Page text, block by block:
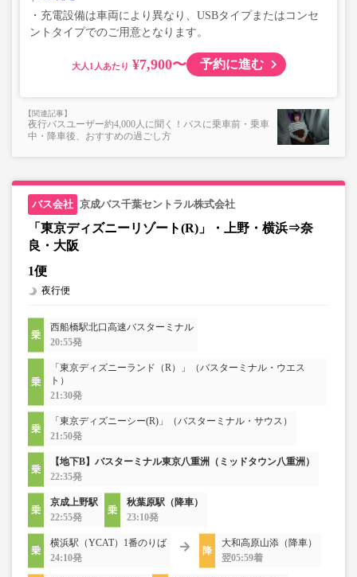
・充電設備は車両により異なり、USBタイプまたはコンセ
ントタイプでのご用意となります。
大人 ¥7,900〜 予約に進む
夜行バスユーザー約4,000人に聞く！バスに乗車前・乗車
中・降車後、おすすめの過ごし方
京成バス千葉セントラル株式会社
「東京ディズニーリゾート(R)」・上野・横浜⇒奈
良・大阪
1便
夜行便
西船橋駅北口高速バスターミナル
20:55発
「東京ディズニーランド（R）」（バスターミナル・ウエス
ト）
21:30発
「東京ディズニーシー(R)」（バスターミナル・サウス）
21:50発
【地下B】バスターミナル東京八重洲（ミッドタウン八重洲）
22:35発
京成上野駅
22:55発
秋葉原駅（降車）
23:10発
横浜駅（YCAT）1番のりば
24:10発
大和高原山添（降車）
翌05:59着